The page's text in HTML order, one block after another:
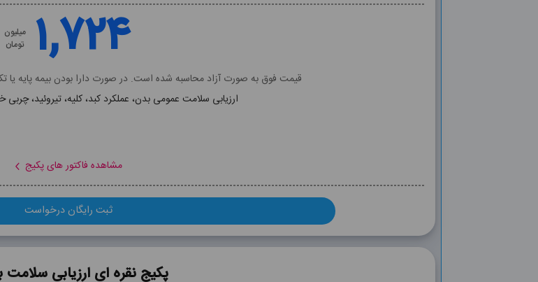
۱,۷۲۴
میلیون
تومان
قیمت فوق به صورت آزاد محاسبه شده است. در صورت دارا بودن بیمه پایه
ارزیابی سلامت عمومی بدن، عملکرد کبد، کلیه، تیروئید،
مشاهده فاکتور های پکیج
ثبت رایگان درخواست
۱,۷۲۴
میلیون
شامل فاکتور های:
مشاهده توضیحات پکیج
ثبت رایگان درخواست
پکیج نقره ای ارزیابی سلامت
پکیج نقره ای ارزیابی سلامت